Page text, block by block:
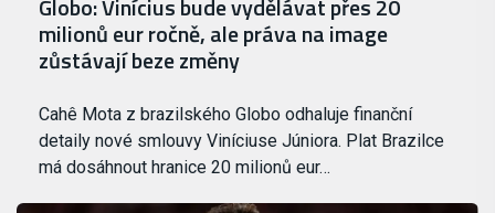
Globo: Vinícius bude vydělávat přes 20
milionů eur ročně, ale práva na image
zůstávají beze změny
Cahê Mota z brazilského Globo odhaluje finanční
detaily nové smlouvy Viníciuse Júniora. Plat Brazilce
má dosáhnout hranice 20 milionů eur…